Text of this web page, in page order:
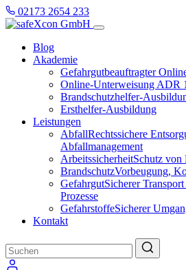
Zum
Inhalt
02173 2654 233
Menü
Blog
Akademie
Gefahrgutbeauftragter
Online-Unterweisung ADR
Brandschutzhelfer-
Ersthelfer-Ausbildung
Leistungen
AbfallRechtssichere
Abfallmanagement
ArbeitssicherheitSchutz von
BrandschutzVorbeugung,
GefahrgutSicherer
Prozesse
GefahrstoffeSicherer
Kontakt
Suche